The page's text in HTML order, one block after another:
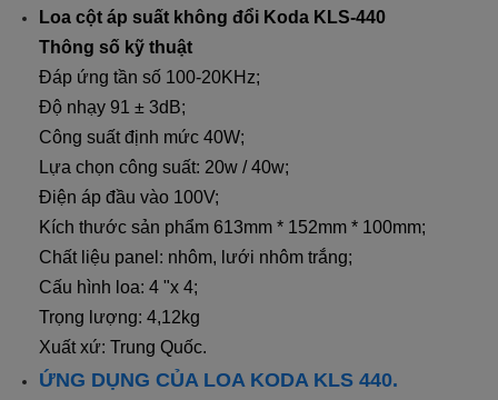
Loa cột áp suất không đổi Koda KLS-440
Thông số kỹ thuật
Đáp ứng tần số 100-20KHz;
Độ nhạy 91 ± 3dB;
Công suất định mức 40W;
Lựa chọn công suất: 20w / 40w;
Điện áp đầu vào 100V;
Kích thước sản phẩm 613mm * 152mm * 100mm;
Chất liệu panel: nhôm, lưới nhôm trắng;
Cấu hình loa: 4 "x 4;
Trọng lượng: 4,12kg
Xuất xứ: Trung Quốc.
ỨNG DỤNG CỦA LOA KODA KLS 440.